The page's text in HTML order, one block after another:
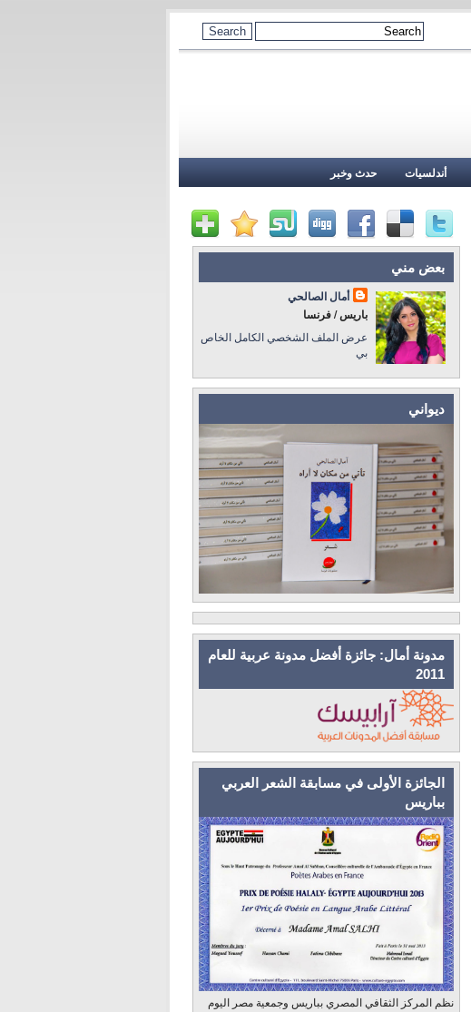
أندلسيات حدث وخبر
بعض مني
أمال الصالحي
باريس / فرنسا
عرض الملف الشخصي الكامل الخاص
بي
ديواني
مدونة أمال: جائزة أفضل مدونة عربية للعام
2011
الجائزة الأولى في مسابقة الشعر العربي
بباريس
نظم المركز الثقافي المصري بباريس وجمعية مصر اليوم